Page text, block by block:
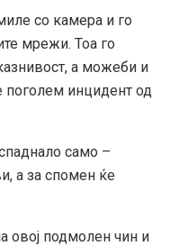
со камера и го
мрежи. Тоа го
а можеби и
поголем инцидент од
само –
а за спомен ќе
овој подмолен чин и